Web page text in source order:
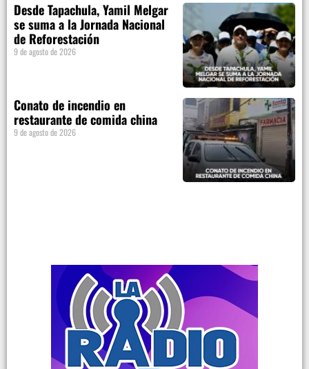
Desde Tapachula, Yamil Melgar
se suma a la Jornada Nacional
de Reforestación
9 de agosto de 2026
Conato de incendio en
restaurante de comida china
9 de agosto de 2026